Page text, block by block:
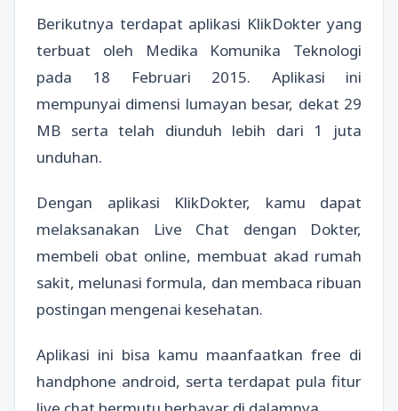
Berikutnya terdapat aplikasi KlikDokter yang
terbuat oleh Medika Komunika Teknologi
pada 18 Februari 2015. Aplikasi ini
mempunyai dimensi lumayan besar, dekat 29
MB serta telah diunduh lebih dari 1 juta
unduhan.
Dengan aplikasi KlikDokter, kamu dapat
melaksanakan Live Chat dengan Dokter,
membeli obat online, membuat akad rumah
sakit, melunasi formula, dan membaca ribuan
postingan mengenai kesehatan.
Aplikasi ini bisa kamu maanfaatkan free di
handphone android, serta terdapat pula fitur